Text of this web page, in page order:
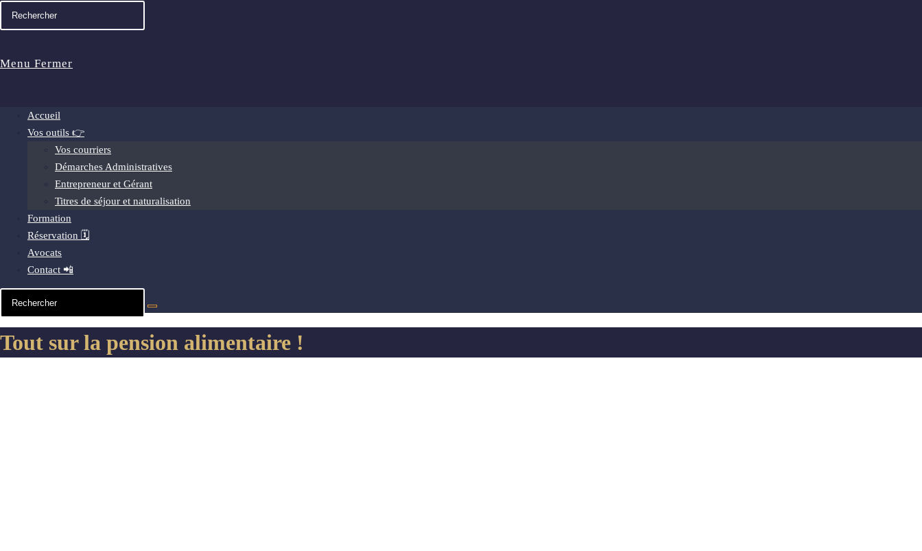
Menu Fermer
Accueil
Vos outils 👉
Vos courriers
Démarches Administratives
Entrepreneur et Gérant
Titres de séjour et naturalisation
Formation
Réservation 🗓️
Avocats
Contact 📲
Tout sur la pension alimentaire !